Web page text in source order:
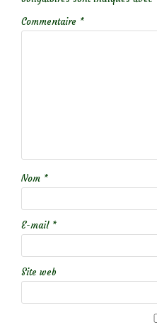
Commentaire *
Nom *
E-mail *
Site web